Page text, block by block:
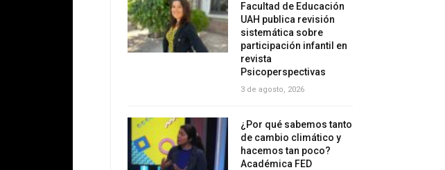
Facultad de Educación
UAH publica revisión
sistemática sobre
participación infantil en
revista
Psicoperspectivas
3 de agosto, 2026
¿Por qué sabemos tanto
de cambio climático y
hacemos tan poco?
Académica FED